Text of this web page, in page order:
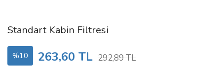
Standart Kabin Filtresi
%10 263,60 TL 292,89 TL